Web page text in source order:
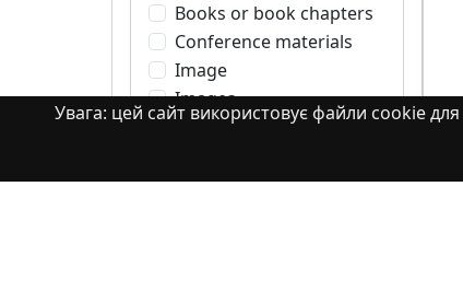
Увага: цей сайт використовує файли cookie для
Books or book chapters
Conference materials
Image
Images
Learning Object
Monograph. Books or